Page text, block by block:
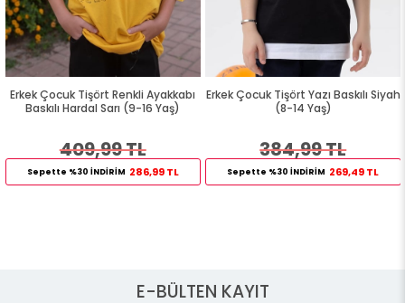
Erkek Çocuk Tişört Renkli Ayakkabı
Baskılı Hardal Sarı (9-16 Yaş)
409,99 TL
Sepette %30 İNDİRİM 286,99 TL
Erkek Çocuk Tişört Yazı Baskılı Siyah
(8-14 Yaş)
384,99 TL
Sepette %30 İNDİRİM 269,49 TL
E-BÜLTEN KAYIT